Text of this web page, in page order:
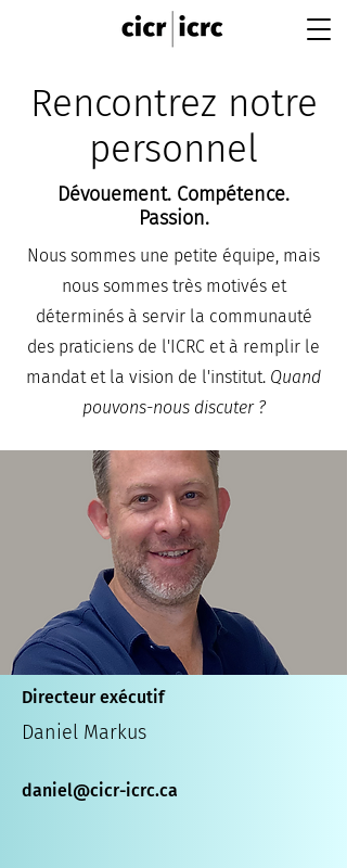
Rencontrez notre
personnel
Dévouement. Compétence.
Passion.
Nous sommes une petite équipe, mais
nous sommes très motivés et
déterminés à servir la communauté
des praticiens de l'ICRC et à remplir le
mandat et la vision de l'institut. Quand
pouvons-nous discuter ?
Directeur exécutif
Daniel Markus
daniel@cicr-icrc.ca